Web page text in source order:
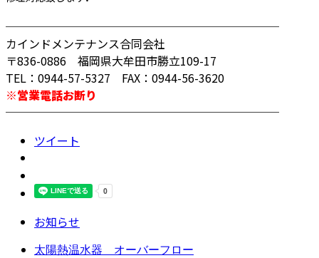
────────────────────────
カインドメンテナンス合同会社
〒836-0886 福岡県大牟田市勝立109-17
TEL：0944-57-5327 FAX：0944-56-3620
※営業電話お断り
────────────────────────
ツイート
お知らせ
太陽熱温水器 オーバーフロー